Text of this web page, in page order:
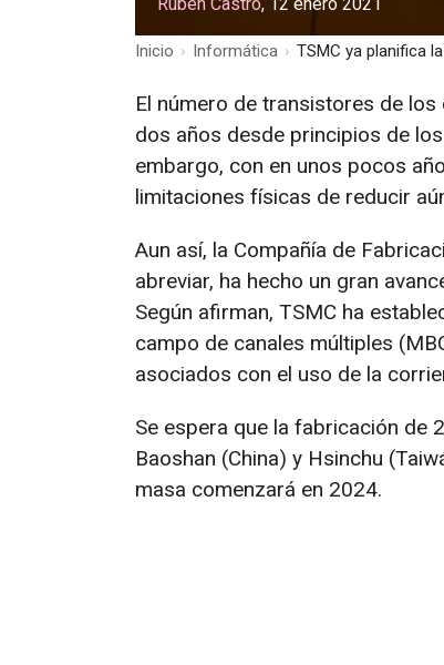
Inicio › Informática › TSMC ya planifica
El número de transistores de
dos años desde principios de
embargo, con en unos pocos
limitaciones físicas de reducir
Aun así, la Compañía de
abreviar, ha hecho un gran
Según afirman, TSMC ha
campo de canales múltiples
asociados con el uso de la
Se espera que la fabricación de
Baoshan (China) y Hsinchu
masa comenzará en 2024.